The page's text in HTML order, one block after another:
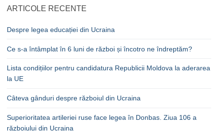
ARTICOLE RECENTE
Despre legea educației din Ucraina
Ce s-a întâmplat în 6 luni de război și încotro ne îndreptăm?
Lista condițiilor pentru candidatura Republicii Moldova la aderarea
la UE
Câteva gânduri despre războiul din Ucraina
Superioritatea artileriei ruse face legea în Donbas. Ziua 106 a
războiului din Ucraina